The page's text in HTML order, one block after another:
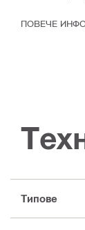
ПОВЕЧЕ
Типове